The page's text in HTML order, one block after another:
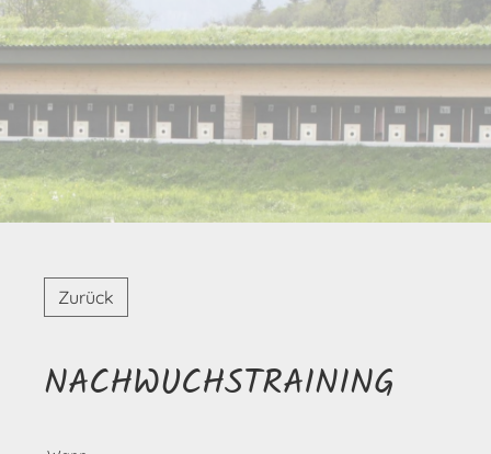
Zurück
NACHWUCHSTRAINING